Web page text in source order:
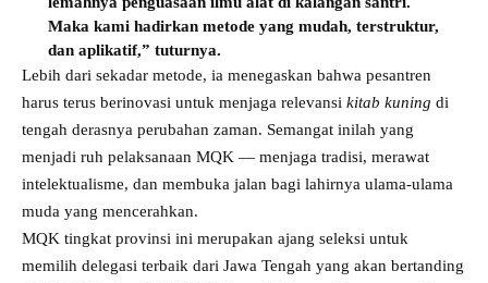
Maka kami hadirkan metode yang mudah, terstruktur,
dan aplikatif,” tuturnya.
Lebih dari sekadar metode, ia menegaskan bahwa pesantren
harus terus berinovasi untuk menjaga relevansi kitab kuning di
tengah derasnya perubahan zaman. Semangat inilah yang
menjadi ruh pelaksanaan MQK — menjaga tradisi, merawat
intelektualisme, dan membuka jalan bagi lahirnya ulama-ulama
muda yang mencerahkan.
MQK tingkat provinsi ini merupakan ajang seleksi untuk
memilih delegasi terbaik dari Jawa Tengah yang akan bertanding